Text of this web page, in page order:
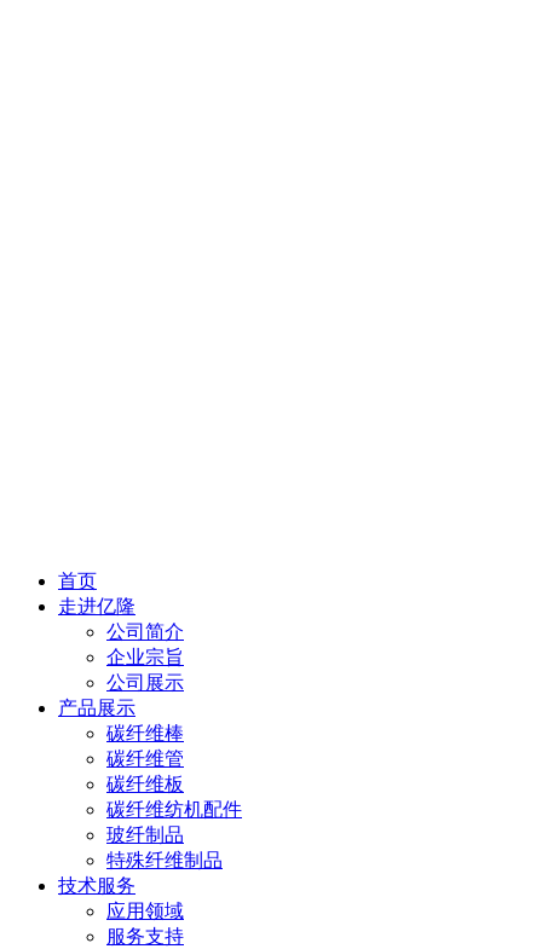
首页
走进亿隆
公司简介
企业宗旨
公司展示
产品展示
碳纤维棒
碳纤维管
碳纤维板
碳纤维纺机配件
玻纤制品
特殊纤维制品
技术服务
应用领域
服务支持